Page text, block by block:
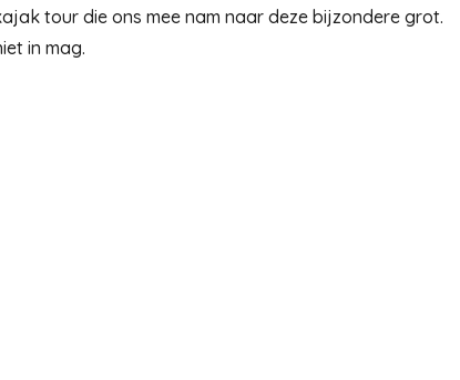
tour die ons mee nam naar deze bijzondere grot.
in mag.